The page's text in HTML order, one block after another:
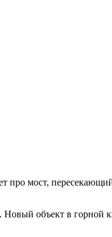
про мост,
объект в горной